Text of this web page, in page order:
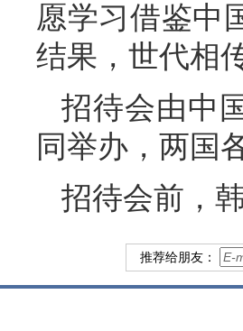
愿学习借鉴中
结果，世代相
招待会由中
同举办，两国
招待会前，
推荐给朋友：